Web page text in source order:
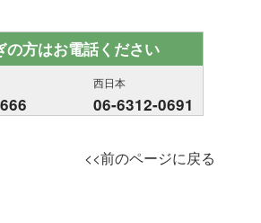
の方はお電話ください
西日本
06-6312-0691
<<前のページに戻る